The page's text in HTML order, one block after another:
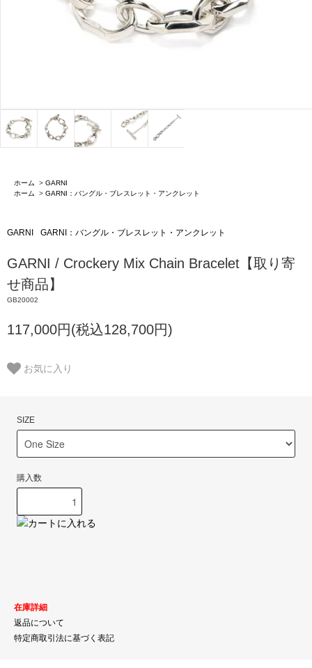
ホーム > GARNI
ホーム
> GARNI：バングル・ブレスレット・アンクレット
GARNI GARNI：バングル・ブレスレット・アンクレット
GARNI / Crockery Mix Chain Bracelet【取り寄
せ商品】
GB20002
117,000円(税込128,700円)
お気に入り
SIZE
購入数
在庫詳細
返品について
特定商取引法に基づく表記